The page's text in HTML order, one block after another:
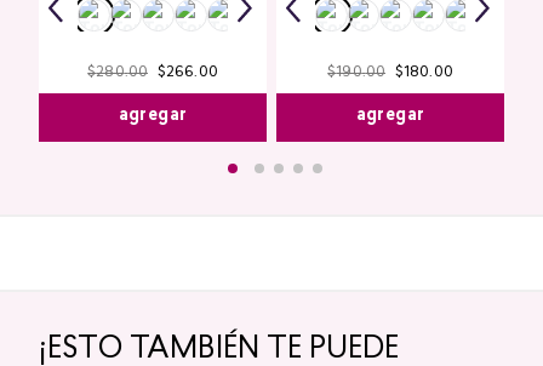
$280.00 $266.00
agregar
$190.00 $180.00
agregar
¡ESTO TAMBIÉN TE PUEDE